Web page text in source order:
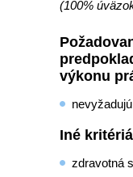
(100%
výkonu
Iné
zdravotná